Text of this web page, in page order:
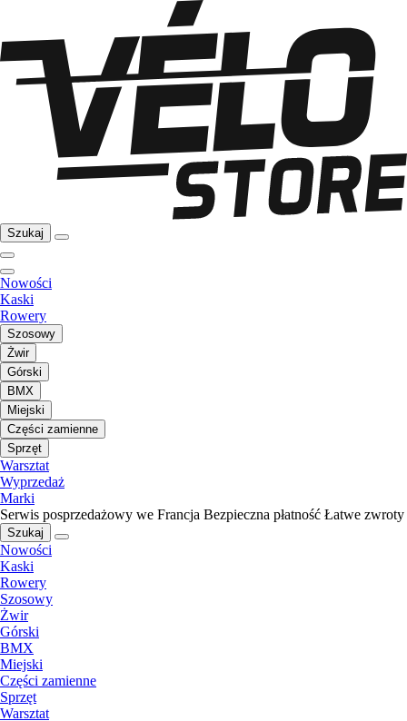
Szukaj
Nowości
Kaski
Rowery
Szosowy
Żwir
Górski
BMX
Miejski
Części zamienne
Sprzęt
Warsztat
Wyprzedaż
Marki
Serwis posprzedażowy we Francja Bezpieczna płatność Łatwe zwroty
Szukaj
Nowości
Kaski
Rowery
Szosowy
Żwir
Górski
BMX
Miejski
Części zamienne
Sprzęt
Warsztat